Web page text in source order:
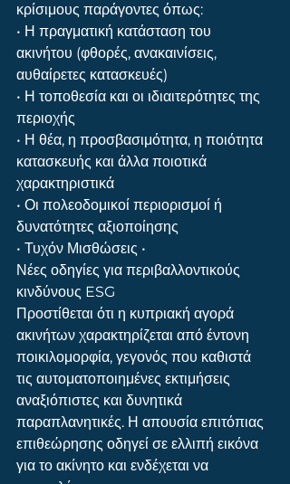
κρίσιμους παράγοντες όπως:
• Η πραγματική κατάσταση του
ακινήτου (φθορές, ανακαινίσεις,
αυθαίρετες κατασκευές)
• Η τοποθεσία και οι ιδιαιτερότητες της
περιοχής
• Η θέα, η προσβασιμότητα, η ποιότητα
κατασκευής και άλλα ποιοτικά
χαρακτηριστικά
• Οι πολεοδομικοί περιορισμοί ή
δυνατότητες αξιοποίησης
• Τυχόν Μισθώσεις •
Νέες οδηγίες για περιβαλλοντικούς
κινδύνους ESG
Προστίθεται ότι η κυπριακή αγορά
ακινήτων χαρακτηρίζεται από έντονη
ποικιλομορφία, γεγονός που καθιστά
τις αυτοματοποιημένες εκτιμήσεις
αναξιόπιστες και δυνητικά
παραπλανητικές. Η απουσία επιτόπιας
επιθεώρησης οδηγεί σε ελλιπή εικόνα
για το ακίνητο και ενδέχεται να